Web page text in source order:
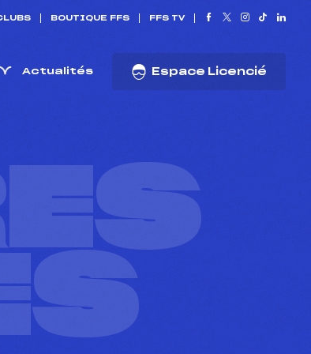
BOUTIQUE FFS FFS TV
Actualités Espace Licencié